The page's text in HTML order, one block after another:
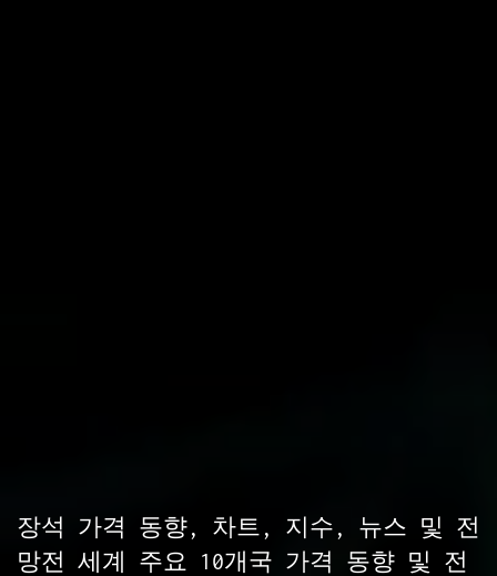
장석 가격 동향, 차트, 지수, 뉴스 및 전
망전 세계 주요 10개국 가격 동향 및 전